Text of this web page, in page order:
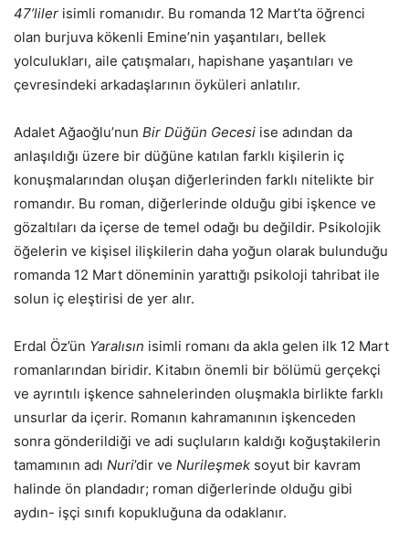
47’liler isimli romanıdır. Bu romanda 12 Mart’ta öğrenci
olan burjuva kökenli Emine’nin yaşantıları, bellek
yolculukları, aile çatışmaları, hapishane yaşantıları ve
çevresindeki arkadaşlarının öyküleri anlatılır.
Adalet Ağaoğlu’nun Bir Düğün Gecesi ise adından da
anlaşıldığı üzere bir düğüne katılan farklı kişilerin iç
konuşmalarından oluşan diğerlerinden farklı nitelikte bir
romandır. Bu roman, diğerlerinde olduğu gibi işkence ve
gözaltıları da içerse de temel odağı bu değildir. Psikolojik
öğelerin ve kişisel ilişkilerin daha yoğun olarak bulunduğu
romanda 12 Mart döneminin yarattığı psikoloji tahribat ile
solun iç eleştirisi de yer alır.
Erdal Öz’ün Yaralısın isimli romanı da akla gelen ilk 12 Mart
romanlarından biridir. Kitabın önemli bir bölümü gerçekçi
ve ayrıntılı işkence sahnelerinden oluşmakla birlikte farklı
unsurlar da içerir. Romanın kahramanının işkenceden
sonra gönderildiği ve adi suçluların kaldığı koğuştakilerin
tamamının adı Nuri’dir ve Nurileşmek soyut bir kavram
halinde ön plandadır; roman diğerlerinde olduğu gibi
aydın- işçi sınıfı kopukluğuna da odaklanır.